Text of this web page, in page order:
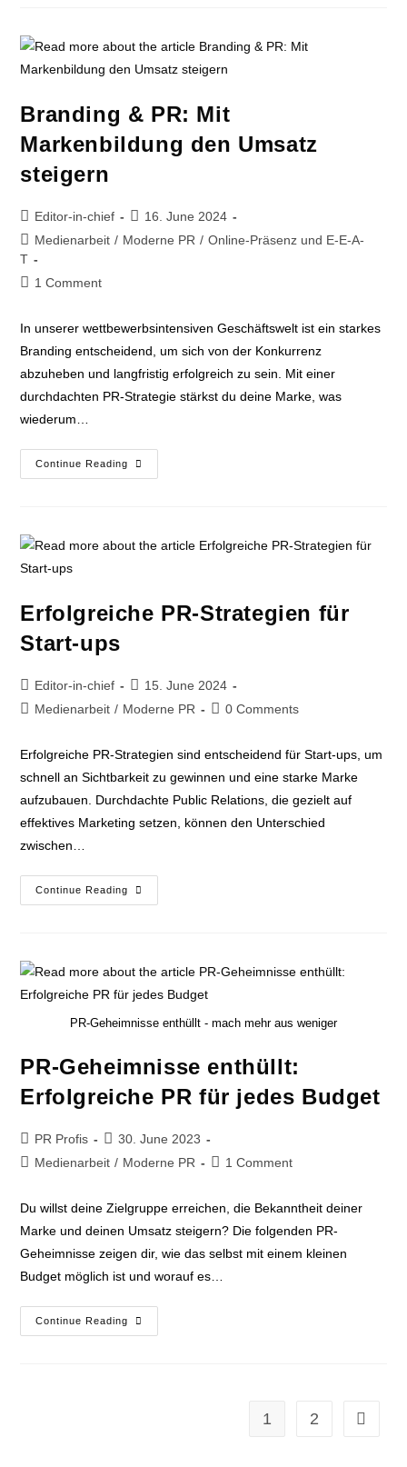
Branding & PR: Mit
Markenbildung den Umsatz
steigern
Editor-in-chief
16. June 2024
Medienarbeit / Moderne PR / Online-Präsenz und E-E-A-
T
1 Comment
In unserer wettbewerbsintensiven Geschäftswelt ist ein starkes
Branding entscheidend, um sich von der Konkurrenz
abzuheben und langfristig erfolgreich zu sein. Mit einer
durchdachten PR-Strategie stärkst du deine Marke, was
wiederum…
Continue Reading
Erfolgreiche PR-Strategien für
Start-ups
Editor-in-chief
15. June 2024
Medienarbeit / Moderne PR 0 Comments
Erfolgreiche PR-Strategien sind entscheidend für Start-ups, um
schnell an Sichtbarkeit zu gewinnen und eine starke Marke
aufzubauen. Durchdachte Public Relations, die gezielt auf
effektives Marketing setzen, können den Unterschied
zwischen…
Continue Reading
PR-Geheimnisse enthüllt - mach mehr aus weniger
PR-Geheimnisse enthüllt:
Erfolgreiche PR für jedes Budget
PR Profis
30. June 2023
Medienarbeit / Moderne PR 1 Comment
Du willst deine Zielgruppe erreichen, die Bekanntheit deiner
Marke und deinen Umsatz steigern? Die folgenden PR-
Geheimnisse zeigen dir, wie das selbst mit einem kleinen
Budget möglich ist und worauf es…
Continue Reading
1 2